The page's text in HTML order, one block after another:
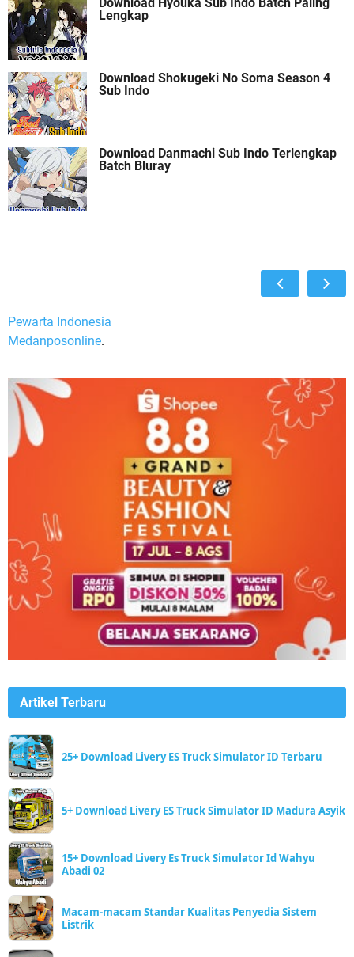
Lengkap
Download Shokugeki No Soma Season 4
Sub Indo
Download Danmachi Sub Indo Terlengkap
Batch Bluray
Pewarta Indonesia
Medanposonline.
Artikel Terbaru
25+ Download Livery ES Truck Simulator ID Terbaru
5+ Download Livery ES Truck Simulator ID Madura Asyik
15+ Download Livery Es Truck Simulator Id Wahyu
Abadi 02
Macam-macam Standar Kualitas Penyedia Sistem
Listrik